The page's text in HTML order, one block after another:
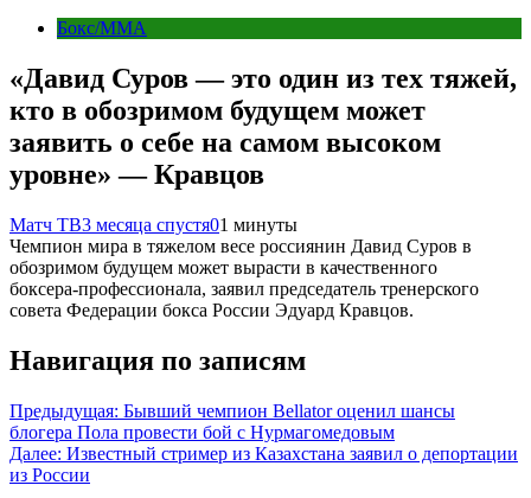
Бокс/MMA
«Давид Суров — это один из тех тяжей,
кто в обозримом будущем может
заявить о себе на самом высоком
уровне» — Кравцов
Матч ТВ3 месяца спустя01 минуты
Чемпион мира в тяжелом весе россиянин Давид Суров в
обозримом будущем может вырасти в качественного
боксера‑профессионала, заявил председатель тренерского
совета Федерации бокса России Эдуард Кравцов.
Навигация по записям
Предыдущая: Бывший чемпион Bellator оценил шансы
блогера Пола провести бой с Нурмагомедовым
Далее: Известный стример из Казахстана заявил о депортации
из России